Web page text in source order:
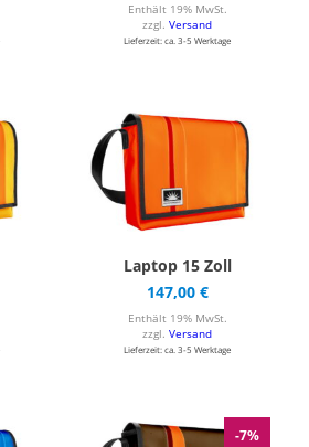
Enthält 19% MwSt.
zzgl.Versand
Lieferzeit: ca. 3-5 Werktage
Laptop 15 Zoll
147,00 €
Enthält 19% MwSt.
zzgl.Versand
Lieferzeit: ca. 3-5 Werktage
-7%